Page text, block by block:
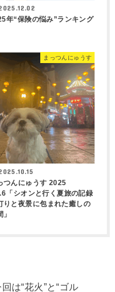
年“保険の悩み”ランキング
まっつんにゅうす
つんにゅうす 2025
「シオンと行く夏旅の記録
りと夜景に包まれた癒しの
は“花火”と“ゴル